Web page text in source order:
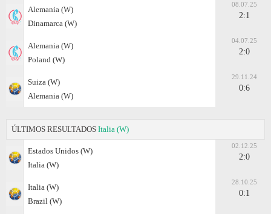
Alemania (W)
Dinamarca (W)
08.07.25
2:1
Alemania (W)
Poland (W)
04.07.25
2:0
Suiza (W)
Alemania (W)
29.11.24
0:6
ÚLTIMOS RESULTADOS Italia (W)
Estados Unidos (W)
Italia (W)
02.12.25
2:0
Italia (W)
Brazil (W)
28.10.25
0:1